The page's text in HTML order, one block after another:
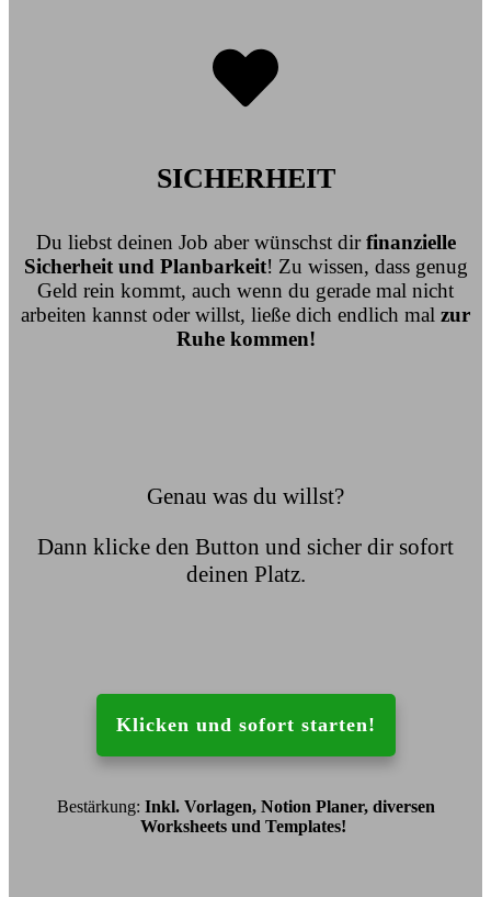
SICHERHEIT
Du liebst deinen Job aber wünschst dirfinanzielle
Sicherheit und Planbarkeit! Zu wissen, dass genug
Geld rein kommt, auch wenn du gerade mal nicht
arbeiten kannst oder willst, ließe dich endlich mal zur
Ruhe kommen!
Genau was du willst?
Dann klicke den Button und sicher dir sofort
deinen Platz.
Klicken und sofort starten!
Bestärkung: Inkl. Vorlagen, Notion Planer, diversen
Worksheets und Templates!